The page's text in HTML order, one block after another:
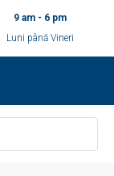
9 am - 6 pm
Luni până Vineri